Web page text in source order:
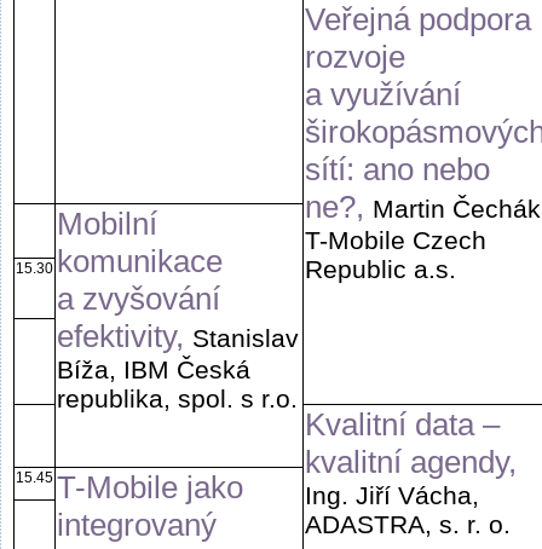
Veřejná podpora
rozvoje
a využívání
sítí: ano nebo
ne?, Martin
T-Mobile Czech
Republic a.s.
Mobilní
komunikace
a zvyšování
efektivity, Stanislav
Bíža, IBM Česká
republika, spol. s r.o.
15.30
Kvalitní data –
kvalitní agendy,
Ing. Jiří Vácha,
ADASTRA, s. r. o.
15.45 T-Mobile jako
integrovaný